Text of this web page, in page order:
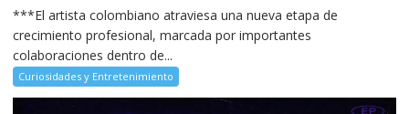
***El artista colombiano atraviesa una nueva etapa de
crecimiento profesional, marcada por importantes
colaboraciones dentro de...
Curiosidades y Entretenimiento